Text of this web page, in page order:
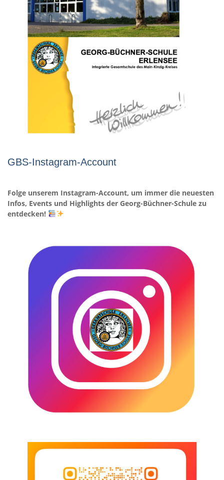
GBS-Instagram-Account
Folge unserem Instagram-Account, um immer die neuesten
Infos, Events und Highlights der Georg-Büchner-Schule zu
entdecken!